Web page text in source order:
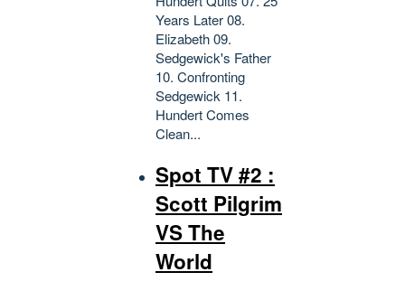
Years Later 08.
Elizabeth 09.
Sedgewick's Father
10. Confronting
Sedgewick 11.
Hundert Comes
Clean...
Spot TV #2 :
Scott Pilgrim
VS The
World